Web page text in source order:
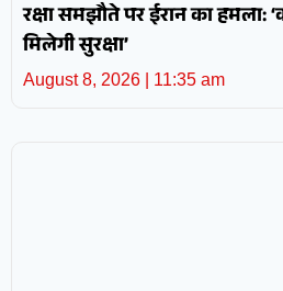
रक्षा समझौते पर ईरान का हमला:
मिलेगी सुरक्षा’
August 8, 2026 11:35 am